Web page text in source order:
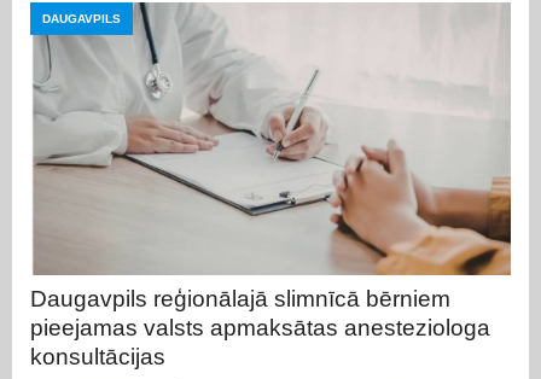
DAUGAVPILS
Daugavpils reģionālajā slimnīcā bērniem
pieejamas valsts apmaksātas anesteziologa
konsultācijas